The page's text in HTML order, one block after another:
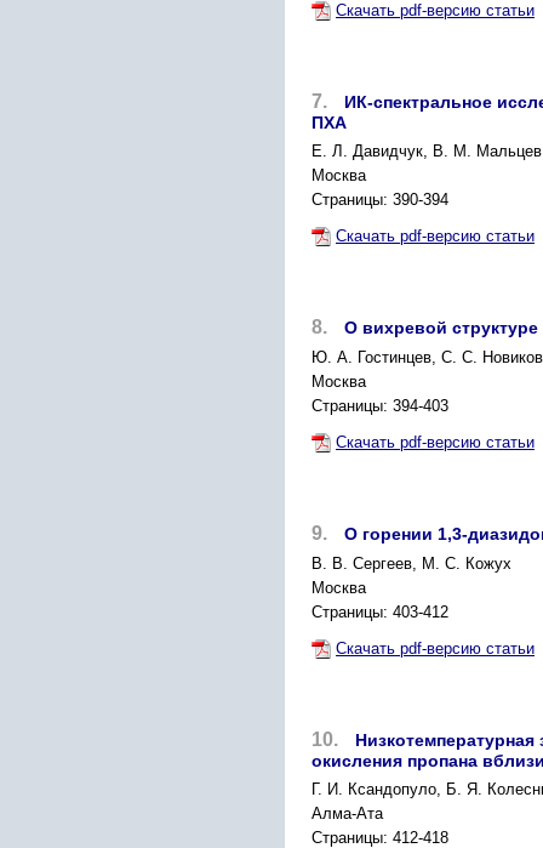
Скачать pdf-версию статьи
7.
ИК-спектральное
ПХА
Е. Л. Давидчук, В. М.
Москва
Страницы: 390-394
Скачать pdf-версию статьи
8. О вихревой
Ю. А. Гостинцев, С. С.
Москва
Страницы: 394-403
Скачать pdf-версию статьи
9. О горении 1,3-
B. В. Сергеев, М. С. Кожух
Москва
Страницы: 403-412
Скачать pdf-версию статьи
10.
окисления пропана
Г. И. Ксандопуло, Б. Я.
Алма-Ата
Страницы: 412-418